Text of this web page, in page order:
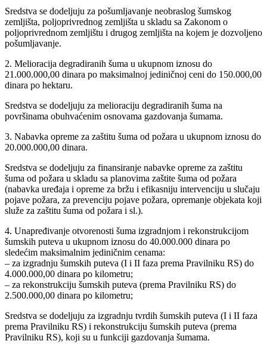
Sredstva se dodeljuju za pošumljavanje neobraslog šumskog
zemljišta, poljoprivrednog zemljišta u skladu sa Zakonom o
poljoprivrednom zemljištu i drugog zemljišta na kojem je dozvoljeno
pošumljavanje.
2. Melioracija degradiranih šuma u ukupnom iznosu do
21.000.000,00 dinara po maksimalnoj jediničnoj ceni do 150.000,00
dinara po hektaru.
Sredstva se dodeljuju za melioraciju degradiranih šuma na
površinama obuhvaćenim osnovama gazdovanja šumama.
3. Nabavka opreme za zaštitu šuma od požara u ukupnom iznosu do
20.000.000,00 dinara.
Sredstva se dodeljuju za finansiranje nabavke opreme za zaštitu
šuma od požara u skladu sa planovima zaštite šuma od požara
(nabavka uređaja i opreme za bržu i efikasniju intervenciju u slučaju
pojave požara, za prevenciju pojave požara, opremanje objekata koji
služe za zaštitu šuma od požara i sl.).
4. Unapređivanje otvorenosti šuma izgradnjom i rekonstrukcijom
šumskih puteva u ukupnom iznosu do 40.000.000 dinara po
sledećim maksimalnim jediničnim cenama:
– za izgradnju šumskih puteva (I i II faza prema Pravilniku RS) do
4.000.000,00 dinara po kilometru;
– za rekonstrukciju šumskih puteva (prema Pravilniku RS) do
2.500.000,00 dinara po kilometru;
Sredstva se dodeljuju za izgradnju tvrdih šumskih puteva (I i II faza
prema Pravilniku RS) i rekonstrukciju šumskih puteva (prema
Pravilniku RS), koji su u funkciji gazdovanja šumama.